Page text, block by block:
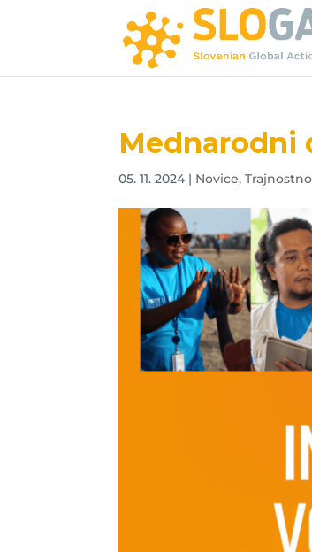
Mednarodni
05. 11. 2024 | Novice,